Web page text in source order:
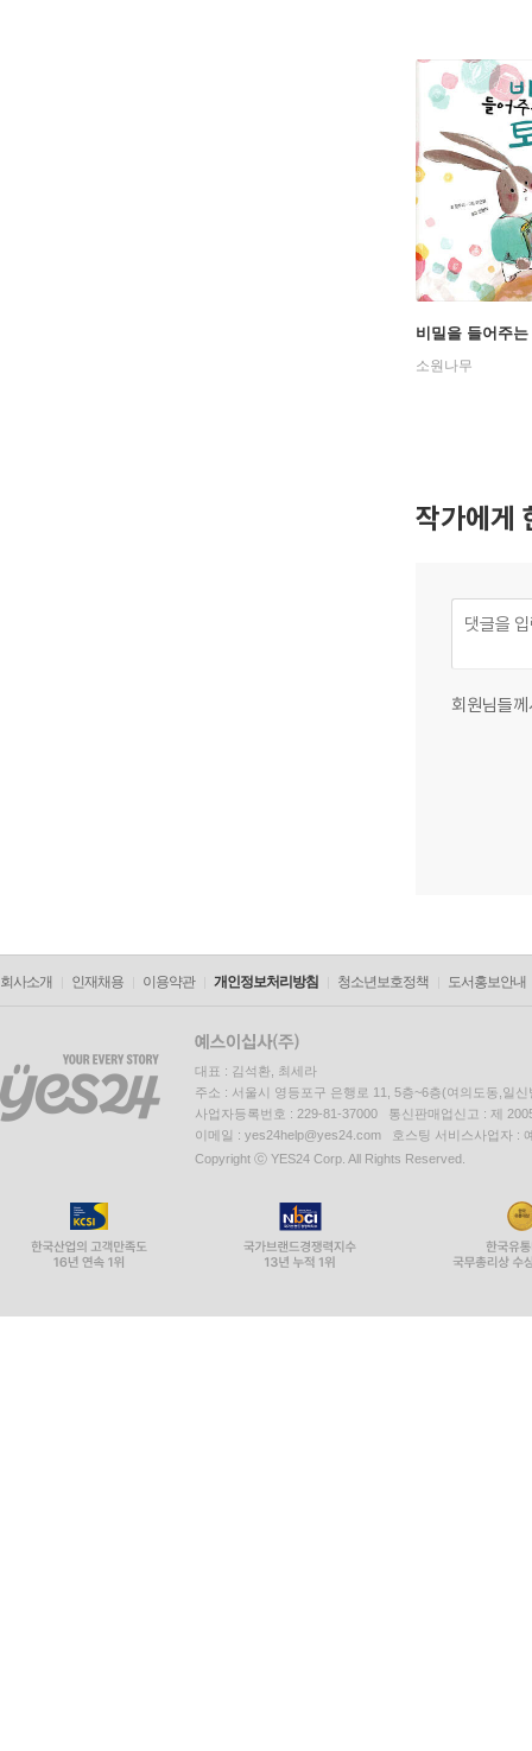
비밀을 들어주
소원나무
작가에게
회원님들
회사소개 인재채용 이용약관 개인정보처리방침 청소년보호정책 도서홍보안내
대표 : 김석환, 최세라
주소 : 서울시 영등포구 은행로 11, 5층~6층(여의도동,일신
사업자등록번호 : 229-81-37000 통신판매업신고 : 제
이메일 : yes24help@yes24.com 호스팅 서비스사업자 :
Copyright ⓒ YES24 Corp. All Rights Reserved.